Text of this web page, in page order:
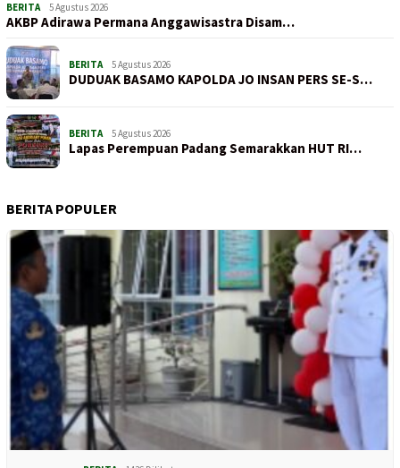
BERITA 5 Agustus 2026
AKBP Adirawa Permana Anggawisastra Disam…
BERITA 5 Agustus 2026
DUDUAK BASAMO KAPOLDA JO INSAN PERS SE-S…
BERITA 5 Agustus 2026
Lapas Perempuan Padang Semarakkan HUT RI…
BERITA POPULER